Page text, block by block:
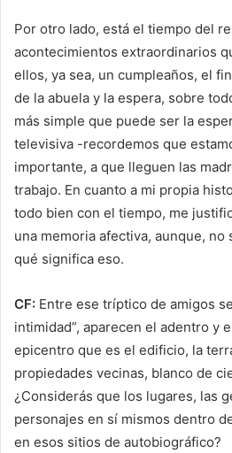
Por otro lado, está el tiempo del
acontecimientos extraordinarios
ellos, ya sea, un cumpleaños, el
de la abuela y la espera, sobre
más simple que puede ser la
televisiva -recordemos que
importante, a que lleguen las
trabajo. En cuanto a mi propia
todo bien con el tiempo, me
una memoria afectiva, aunque, no
qué significa eso.
CF: Entre ese tríptico de amigos
intimidad”, aparecen el adentro y
epicentro que es el edificio, la
propiedades vecinas, blanco de
¿Considerás que los lugares, las
personajes en sí mismos dentro
en esos sitios de autobiográfico?